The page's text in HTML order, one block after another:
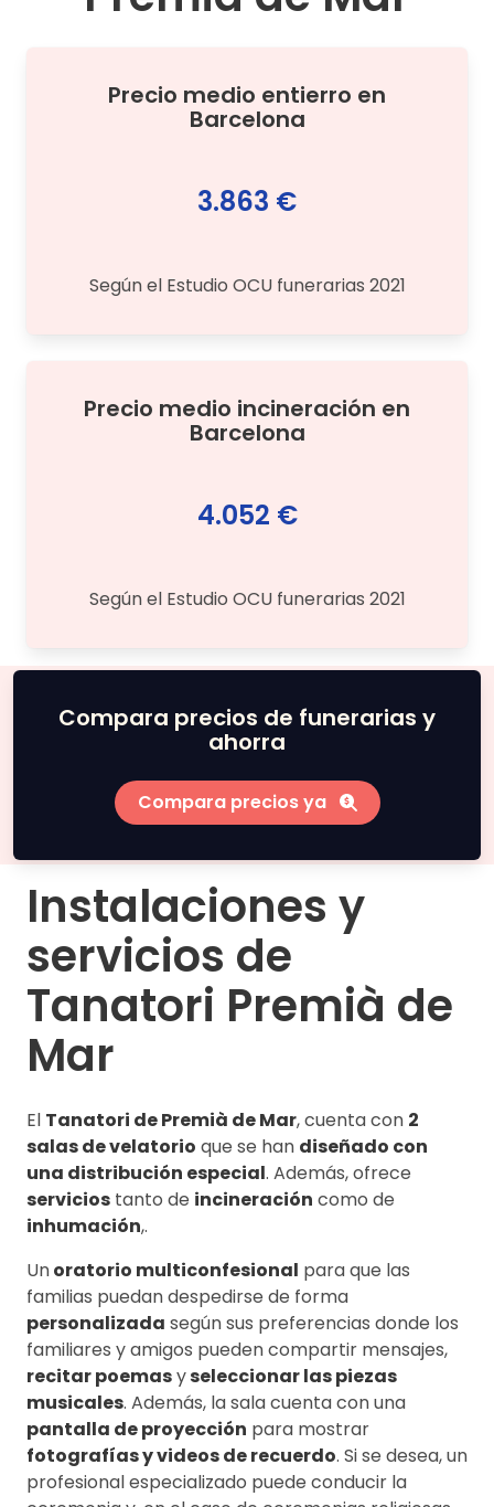
Precio medio entierro en
Barcelona
3.863 €
Según el Estudio OCU funerarias 2021
Precio medio incineración en
Barcelona
4.052 €
Según el Estudio OCU funerarias 2021
Compara precios de funerarias y
ahorra
Compara precios ya
Instalaciones y
servicios de
Tanatori Premià de
Mar
El Tanatori de Premià de Mar, cuenta con 2
salas de velatorio que se han diseñado con
una distribución especial. Además, ofrece
servicios tanto de incineración como de
inhumación,.
Unoratorio multiconfesional para que las
familias puedan despedirse de forma
personalizada según sus preferencias donde los
familiares y amigos pueden compartir mensajes,
recitar poemasyseleccionar las piezas
musicales. Además, la sala cuenta con una
pantalla de proyección para mostrar
fotografías y videos de recuerdo. Si se desea, un
profesional especializado puede conducir la